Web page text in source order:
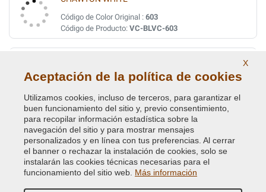
Código de Color Original : 603
Código de Producto: VC-BLVC-603
Código de Color Original : NAL
CHAWTON WHITE (VEDI BLVC NAL)
Código de Color Original :1218
Código de Producto:VC-BLVC-1218
CONISTON GREEN HYJ
X
Aceptación de la política de cookies
Utilizamos cookies, incluso de terceros, para garantizar el
buen funcionamiento del sitio y, previo consentimiento,
para recopilar información estadística sobre la
navegación del sitio y para mostrar mensajes
personalizados y en línea con tus preferencias. Al cerrar
el banner o rechazar la instalación de cookies, solo se
instalarán las cookies técnicas necesarias para el
funcionamiento del sitio web. Más información